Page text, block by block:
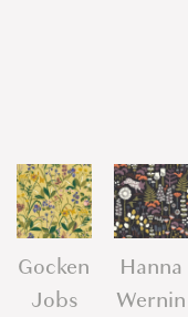
Gocken
Jobs
Hanna
Wernin